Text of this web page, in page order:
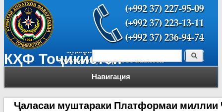
КҲФ Тоҷикистон
Навигация
Форма поиска Поиск
Ҷаласаи муштараки Платформаи миллии